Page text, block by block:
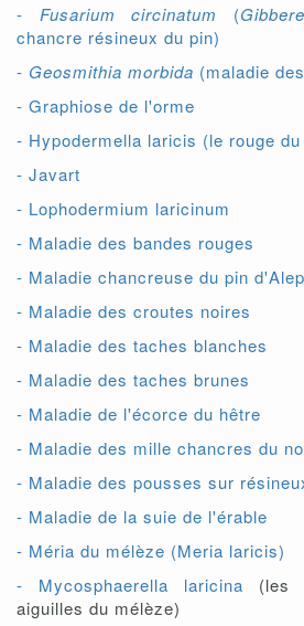
- Fusarium circinatum (
chancre résineux du pin)
- Geosmithia morbida (maladie
- Graphiose de l'orme
- Hypodermella laricis (le rouge
- Javart
- Lophodermium laricinum
- Maladie des bandes rouges
- Maladie chancreuse du pin d'Alep
- Maladie des croutes noires
- Maladie des taches blanches
- Maladie des taches brunes
- Maladie de l'écorce du hêtre
- Maladie des mille chancres du
- Maladie des pousses sur
- Maladie de la suie de l'érable
- Méria du mélèze (Meria laricis)
- Mycosphaerella laricina (les
aiguilles du mélèze)